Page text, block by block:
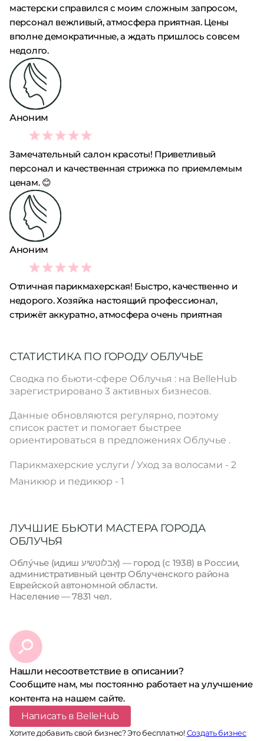
мастерски справился с моим сложным запросом,
персонал вежливый, атмосфера приятная. Цены
вполне демократичные, а ждать пришлось совсем
недолго.
Аноним
5
Замечательный салон красоты! Приветливый
персонал и качественная стрижка по приемлемым
ценам. 😊
Аноним
5
Отличная парикмахерская! Быстро, качественно и
недорого. Хозяйка настоящий профессионал,
стрижёт аккуратно, атмосфера очень приятная
СТАТИСТИКА ПО ГОРОДУ ОБЛУЧЬЕ
Сводка по бьюти-сфере Облучья : на BelleHub
зарегистрировано 3 активных бизнесов.
Данные обновляются регулярно, поэтому
список растет и помогает быстрее
ориентироваться в предложениях Облучье .
Парикмахерские услуги / Уход за волосами - 2
Маникюр и педикюр - 1
ЛУЧШИЕ БЬЮТИ МАСТЕРА ГОРОДА
ОБЛУЧЬЯ
Облу́чье (идиш אָבלוטשיע‎) — город (с 1938) в России,
административный центр Облученского района
Еврейской автономной области.
Население — 7831 чел.
Нашли несоответствие в описании?
Сообщите нам, мы постоянно работает на улучшение
контента на нашем сайте.
Написать в BelleHub
Хотите добавить свой бизнес? Это бесплатно!Создать бизнес